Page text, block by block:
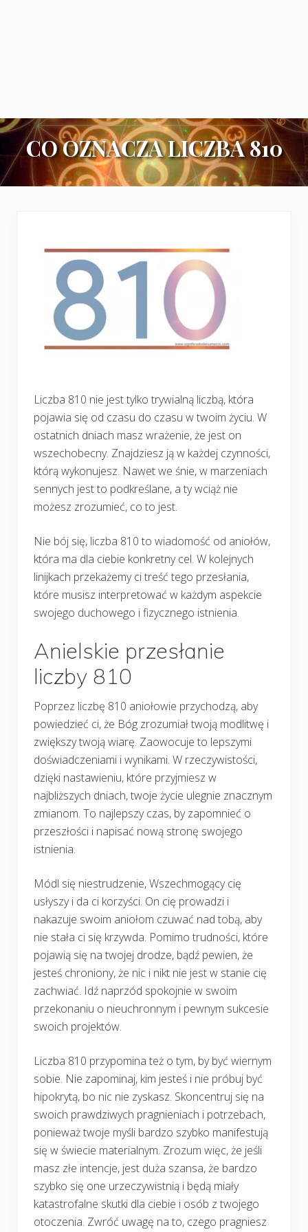
CO OZNACZA LICZBA 810
Liczba 810 nie jest tylko trywialną liczbą, która
pojawia się od czasu do czasu w twoim życiu. W
ostatnich dniach masz wrażenie, że jest on
wszechobecny. Znajdziesz ją w każdej czynności,
którą wykonujesz. Nawet we śnie, w marzeniach
sennych jest to podkreślane, a ty wciąż nie
możesz zrozumieć, co to jest.
Nie bój się, liczba 810 to wiadomość od aniołów,
która ma dla ciebie konkretny cel. W kolejnych
linijkach przekażemy ci treść tego przesłania,
które musisz interpretować w każdym aspekcie
swojego duchowego i fizycznego istnienia.
Anielskie przesłanie
liczby 810
Poprzez liczbę 810 aniołowie przychodzą, aby
powiedzieć ci, że Bóg zrozumiał twoją modlitwę i
zwiększy twoją wiarę. Zaowocuje to lepszymi
doświadczeniami i wynikami. W rzeczywistości,
dzięki nastawieniu, które przyjmiesz w
najbliższych dniach, twoje życie ulegnie znacznym
zmianom. To najlepszy czas, by zapomnieć o
przeszłości i napisać nową stronę swojego
istnienia.
Módl się niestrudzenie, Wszechmogący cię
usłyszy i da ci korzyści. On cię prowadzi i
nakazuje swoim aniołom czuwać nad tobą, aby
nie stała ci się krzywda. Pomimo trudności, które
pojawią się na twojej drodze, bądź pewien, że
jesteś chroniony, że nic i nikt nie jest w stanie cię
zachwiać. Idź naprzód spokojnie w swoim
przekonaniu o nieuchronnym i pewnym sukcesie
swoich projektów.
Liczba 810 przypomina też o tym, by być wiernym
sobie. Nie zapominaj, kim jesteś i nie próbuj być
hipokrytą, bo nic nie zyskasz. Skoncentruj się na
swoich prawdziwych pragnieniach i potrzebach,
ponieważ twoje myśli bardzo szybko manifestują
się w świecie materialnym. Zrozum więc, że jeśli
masz złe intencje, jest duża szansa, że bardzo
szybko się one urzeczywistnią i będą miały
katastrofalne skutki dla ciebie i osób z twojego
otoczenia. Zwróć uwagę na to, czego pragniesz